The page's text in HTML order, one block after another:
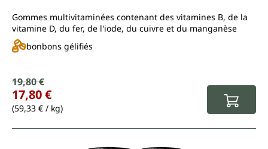
Gommes multivitaminées contenant des vitamines B, de la
vitamine D, du fer, de l'iode, du cuivre et du manganèse
bonbons gélifiés
Prix de vente :
Prix régulier :
19,80 €
17,80 €
(59,33 € / kg)